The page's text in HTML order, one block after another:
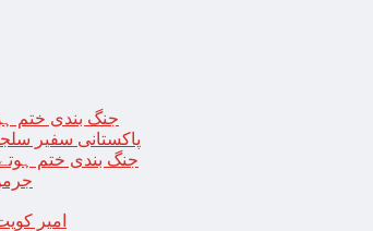
جنگ بندی ختم ہوتے
پاکستانی سفیر
جنگ بندی ختم ہوتے ہی
امیرِ کویت 86 سالہ شیخ نواف الاحمد کی اچانک طبیعت بگڑ گئی؛